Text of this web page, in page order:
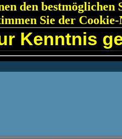
den bestmöglichen
Sie der
Kenntnis